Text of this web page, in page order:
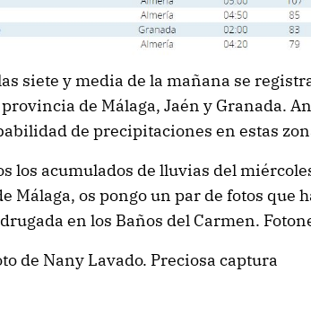
siete y media de la mañana se
de Málaga, Jaén y Granada.
de precipitaciones en estas
los acumulados de lluvias del
Málaga, os pongo un par de fotos que
en los Baños del Carmen.
de Nany Lavado. Preciosa captura